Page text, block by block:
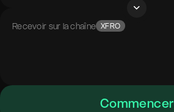
Recevoir sur la chaîne XFRO
Commencer